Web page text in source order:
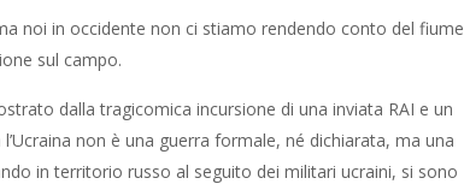
noi in occidente non ci stiamo rendendo conto del fiume
sul campo.
dalla tragicomica incursione di una inviata RAI e un
non è una guerra formale, né dichiarata, ma una
in territorio russo al seguito dei militari ucraini, si sono